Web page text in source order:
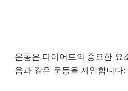
운동은 다이어트의 중요한 요
음과 같은 운동을 제안합니다: